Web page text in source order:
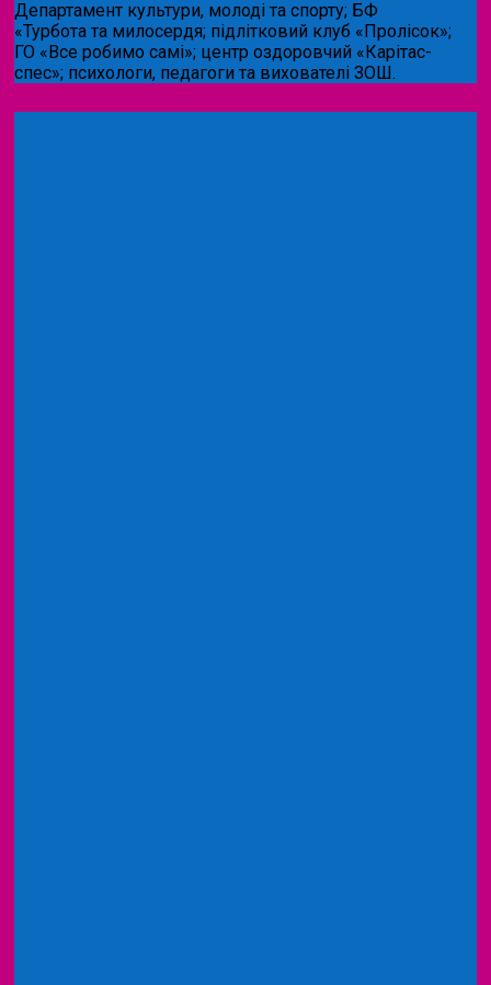
Департамент культури, молоді та спорту; БФ
«Турбота та милосердя; підлітковий клуб «Пролісок»;
ГО «Все робимо самі»; центр оздоровчий «Карітас-
спес»; психологи, педагоги та вихователі ЗОШ.